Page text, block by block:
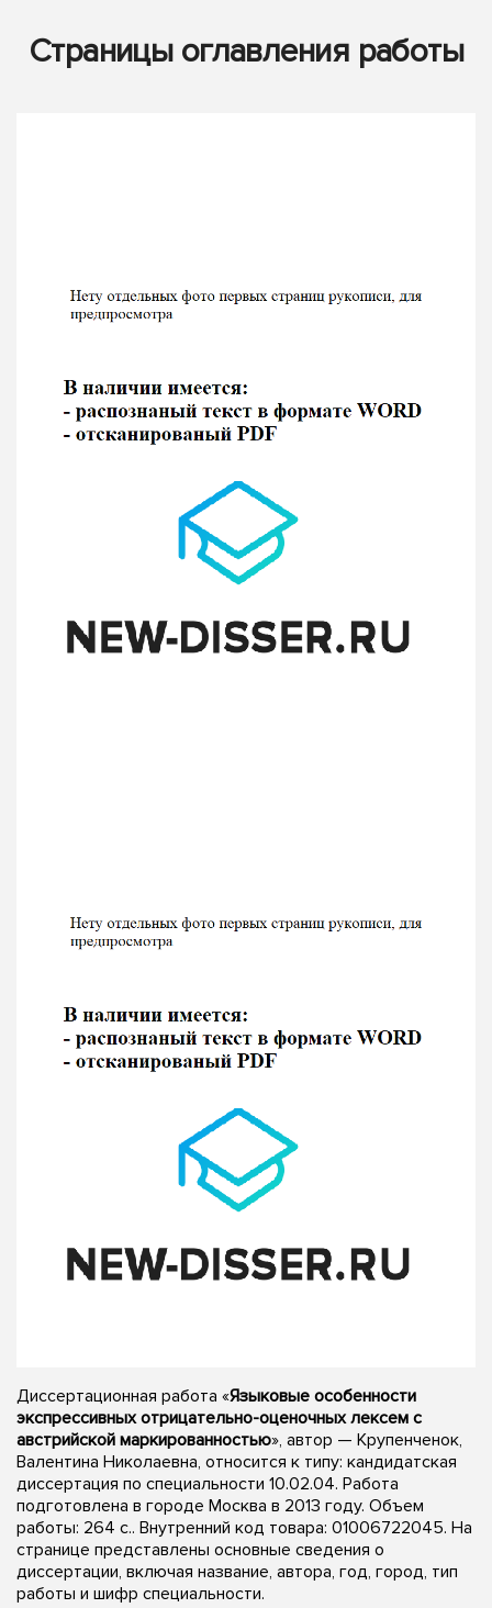
Страницы оглавления работы
Диссертационная работа «Языковые особенности
экспрессивных отрицательно-оценочных лексем с
австрийской маркированностью», автор — Крупенченок,
Валентина Николаевна, относится к типу: кандидатская
диссертация по специальности 10.02.04. Работа
подготовлена в городе Москва в 2013 году. Объем
работы: 264 с.. Внутренний код товара: 01006722045. На
странице представлены основные сведения о
диссертации, включая название, автора, год, город, тип
работы и шифр специальности.